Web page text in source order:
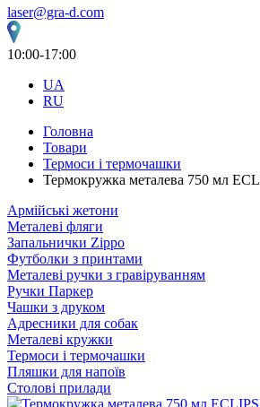
laser@gra-d.com
10:00-17:00
UA
RU
Головна
Товари
Термоси і термочашки
Термокружка металева 750 мл
Армійські жетони
Металеві фляги
Запальнички Zippo
Футболки з принтами
Металеві ручки з гравіруванням
Ручки Паркер
Чашки з друком
Адресники для собак
Металеві кружки
Термоси і термочашки
Пляшки для напоїв
Столові прилади